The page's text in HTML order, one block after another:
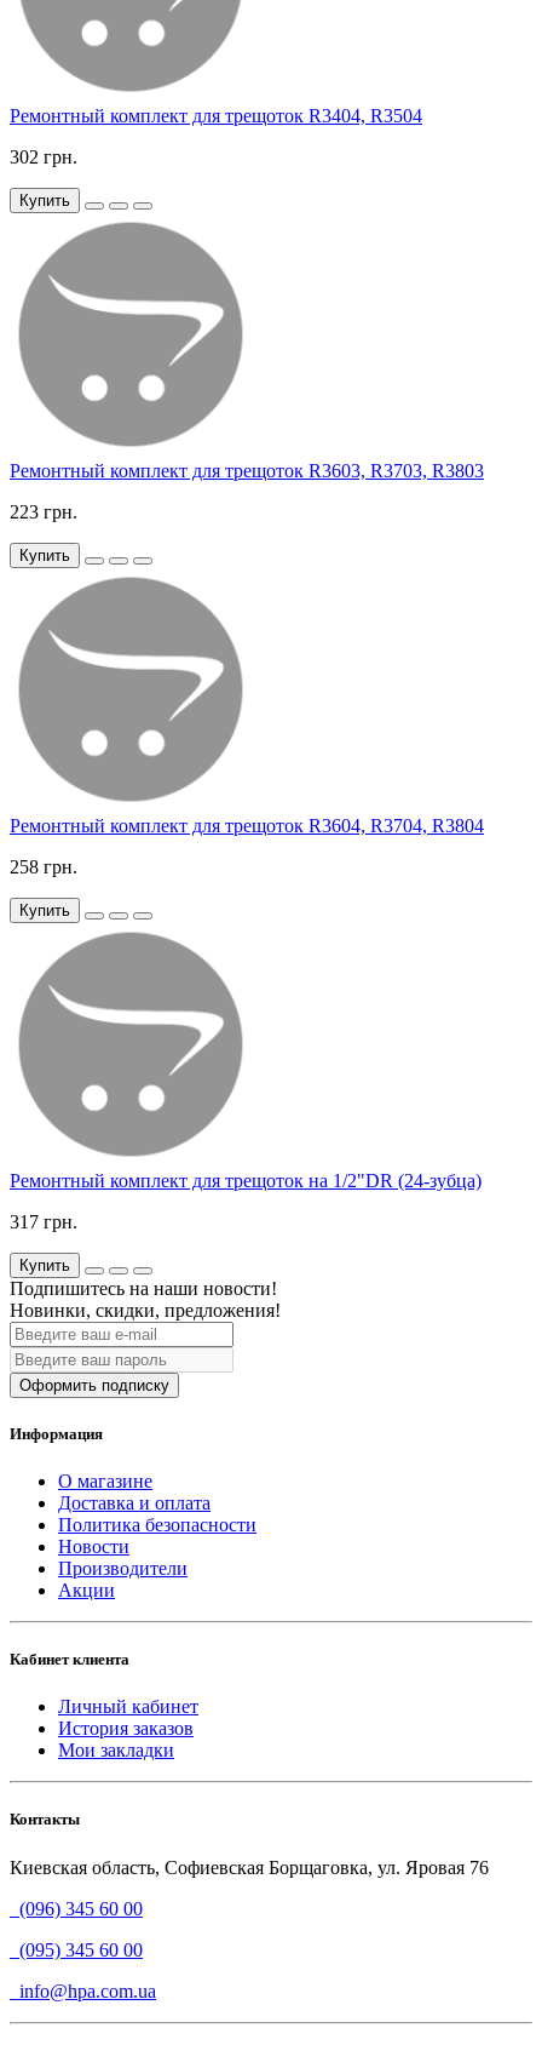
Ремонтный комплект для трещоток R3404, R3504
302 грн.
Купить
Ремонтный комплект для трещоток R3603, R3703, R3803
223 грн.
Купить
Ремонтный комплект для трещоток R3604, R3704, R3804
258 грн.
Купить
Ремонтный комплект для трещоток на 1/2"DR (24-зубца)
317 грн.
Купить
Подпишитесь на наши новости!
Новинки, скидки, предложения!
Оформить подписку
Информация
О магазине
Доставка и оплата
Политика безопасности
Новости
Производители
Акции
Кабинет клиента
Личный кабинет
История заказов
Мои закладки
Контакты
Киевская область, Софиевская Борщаговка, ул. Яровая 76
(096) 345 60 00
(095) 345 60 00
info@hpa.com.ua